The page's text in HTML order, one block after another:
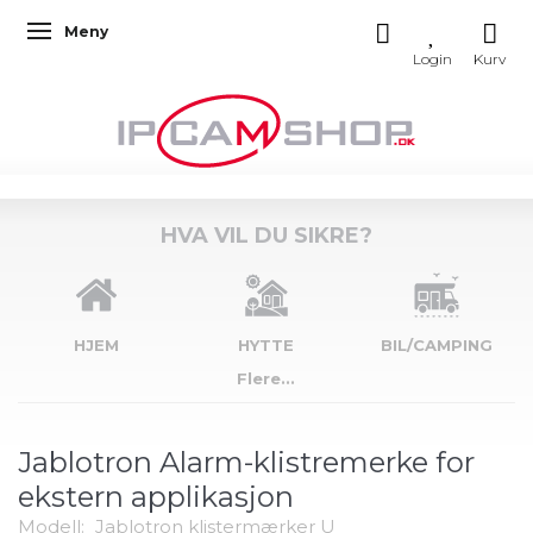
Veksle navigasjon
Meny
HVA VIL DU SIKRE?
HJEM HYTTE
BIL/CAMPING
Flere...
Jablotron Alarm-klistremerke for
ekstern applikasjon
Modell: Jablotron klistermærker U